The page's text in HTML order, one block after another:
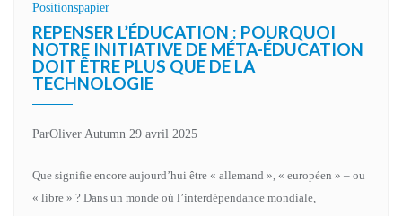
les
institutions
sociales
inconsciente
?
La
du
Positionspapier
REPENSER L’ÉDUCATION : POURQUOI
NOTRE INITIATIVE DE MÉTA-ÉDUCATION
DOIT ÊTRE PLUS QUE DE LA
TECHNOLOGIE
ParOliver Autumn 29 avril 2025
Que signifie encore aujourd’hui être « allemand », « européen » – ou
« libre » ? Dans un monde où l’interdépendance mondiale,